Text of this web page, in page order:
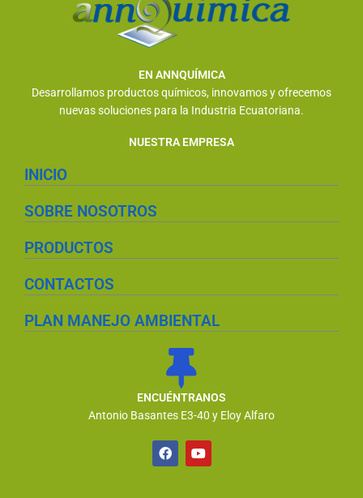
EN ANNQUÍMICA
Desarrollamos productos químicos, innovamos y ofrecemos
nuevas soluciones para la Industria Ecuatoriana.
NUESTRA EMPRESA
INICIO
SOBRE NOSOTROS
PRODUCTOS
CONTACTOS
PLAN MANEJO AMBIENTAL
ENCUÉNTRANOS
Antonio Basantes E3-40 y Eloy Alfaro
F
a
c
Y
o
u